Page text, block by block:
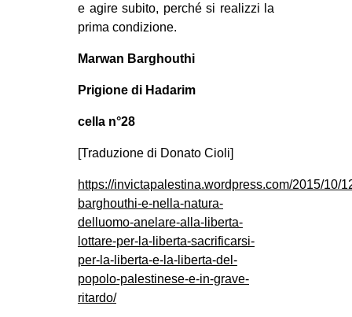
e agire subito, perché si realizzi la
prima condizione.
Marwan Barghouthi
Prigione di Hadarim
cella n°28
[Traduzione di Donato Cioli]
https://invictapalestina.wordpress.com/2015/10/
barghouthi-e-nella-natura-
delluomo-anelare-alla-liberta-
lottare-per-la-liberta-sacrificarsi-
per-la-liberta-e-la-liberta-del-
popolo-palestinese-e-in-grave-
ritardo/